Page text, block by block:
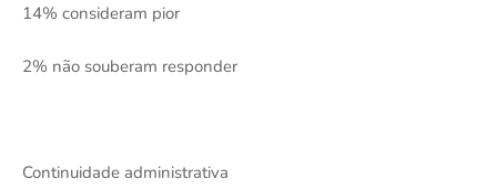
14% consideram pior
2% não souberam responder
Continuidade administrativa